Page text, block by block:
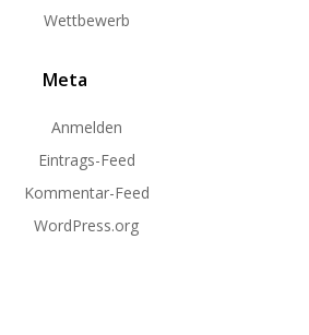
Wettbewerb
Meta
Anmelden
Eintrags-Feed
Kommentar-Feed
WordPress.org